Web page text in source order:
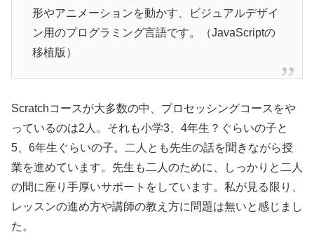
形やアニメーションを動かす、ビジュアルデザイ
ン用のプログラミング言語です。（JavaScriptの
移植版）
Scratchコースが大多数の中、プロセッシングコースをや
っているのは2人。それも小学3、4年生？ぐらいの子と
5、6年生ぐらいの子。二人とも先生の話を聞きながら授
業を進めています。先生も二人のために、しっかりと二人
の間に座り手厚いサポートをしています。私が見る限り、
レッスンの進め方や講師の教え方に問題は無いと感じまし
た。